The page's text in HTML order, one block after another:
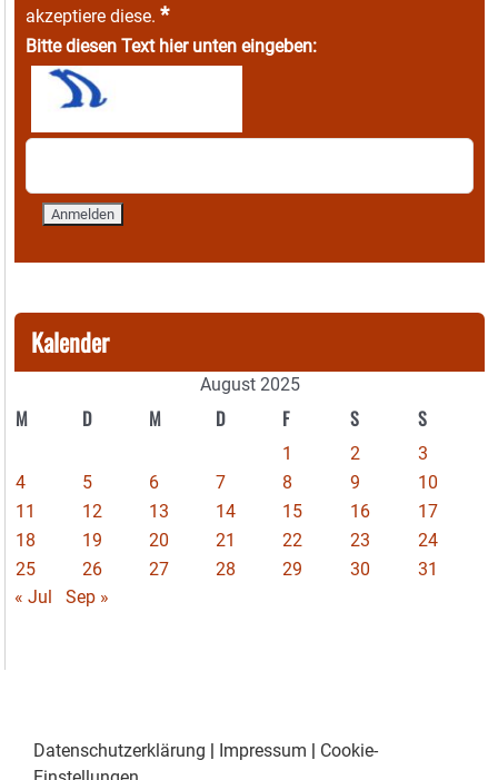
akzeptiere diese. *
Bitte diesen Text hier unten eingeben:
Kalender
August 2025
M D M D F S S
1 2
3
4
5 6 7 8 9
10
11
12 13 14 15 16
17
18
19 20 21 22 23
24
25
26 27 28 29 30
31
« Jul
Sep »
Datenschutzerklärung | Impressum | Cookie-